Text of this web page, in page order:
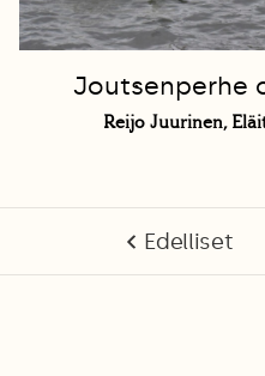
Joutsenperhe
Reijo Juurinen,
Edelliset